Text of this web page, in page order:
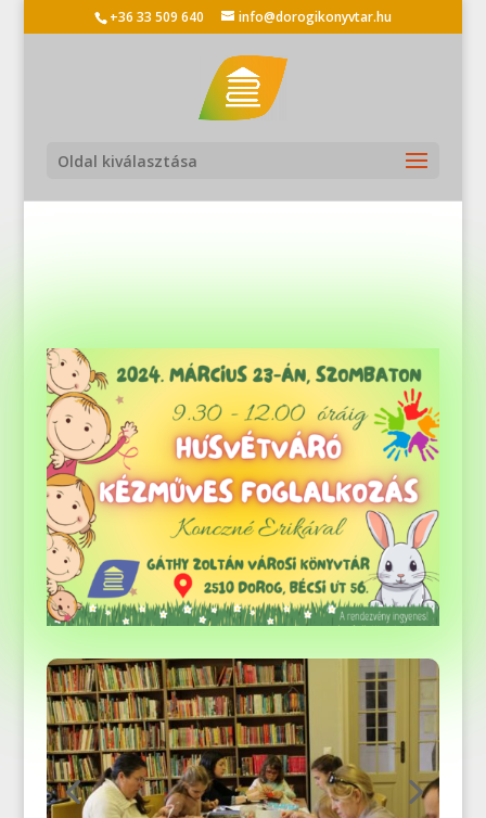
+36 33 509 640 info@dorogikonyvtar.hu
Oldal kiválasztása